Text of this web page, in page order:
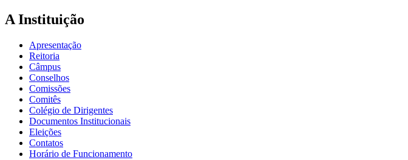
A Instituição
Apresentação
Reitoria
Câmpus
Conselhos
Comissões
Comitês
Colégio de Dirigentes
Documentos Institucionais
Eleições
Contatos
Horário de Funcionamento